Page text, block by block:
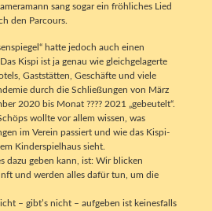
sang sogar ein fröhliches Lied
den Parcours.
hatte jedoch auch einen
Kispi ist ja genau wie gleichgelagerte
Gaststätten, Geschäfte und viele
durch die Schließungen von März
2020 bis Monat ???? 2021 „gebeutelt“.
wollte vor allem wissen, was
im Verein passiert und wie das Kispi-
Kinderspielhaus sieht.
dazu geben kann, ist: Wir blicken
und werden alles dafür tun, um die
– gibt’s nicht – aufgeben ist keinesfalls